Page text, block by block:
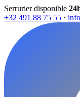
Serrurier disponible
+32 491 88 75 55 ·